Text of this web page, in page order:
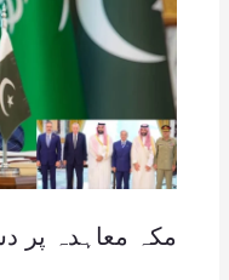
مکہ معاہدہ پر